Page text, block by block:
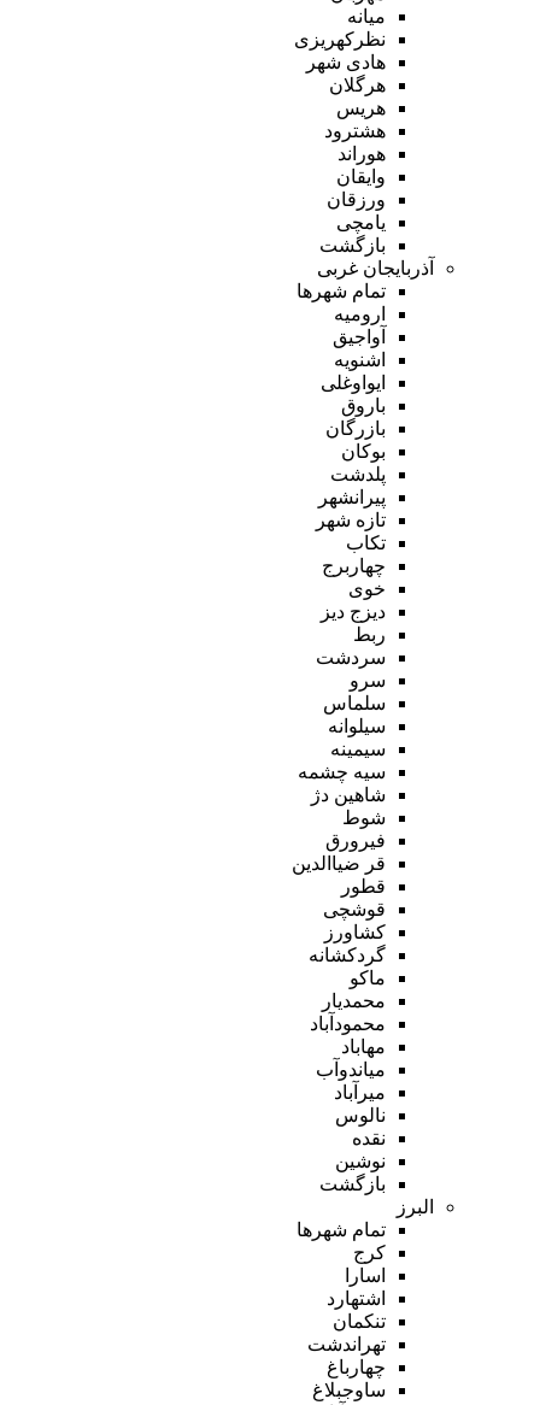
میانه
نظرکهریزی
هادی شهر
هرگلان
هریس
هشترود
هوراند
وایقان
ورزقان
یامچی
بازگشت
آذربایجان غربی
تمام شهر‌ها
ارومیه
آواجیق
اشنویه
ایواوغلی
باروق
بازرگان
بوکان
پلدشت
پیرانشهر
تازه شهر
تکاب
چهاربرج
خوی
دیزج دیز
ربط
سردشت
سرو
سلماس
سیلوانه
سیمینه
سیه چشمه
شاهین دژ
شوط
فیرورق
قر ضیاالدین
قطور
قوشچی
کشاورز
گردکشانه
ماکو
محمدیار
محمودآباد
مهاباد
میاندوآب
میرآباد
نالوس
نقده
نوشین
بازگشت
البرز
تمام شهر‌ها
کرج
اسارا
اشتهارد
تنکمان
تهراندشت
چهارباغ
ساوجبلاغ